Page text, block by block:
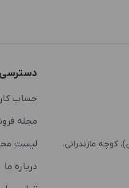
کوچه مازندرانی،
حساب
مجله
لیست
درباره ما